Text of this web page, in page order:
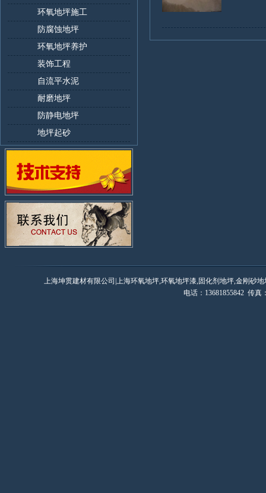
环氧地坪施工
防腐蚀地坪
环氧地坪养护
装饰工程
自流平水泥
耐磨地坪
防静电地坪
地坪起砂
上海坤贯建材有限公司|上海环氧地坪,环氧地坪漆,固化剂地坪,金刚砂
电话：13681855842 传真